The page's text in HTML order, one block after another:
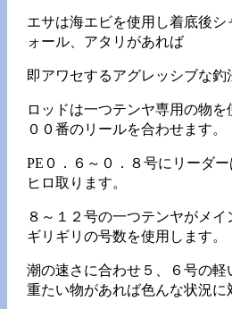
エサは海エビを使用し着底後シ
ォール、アタリがあれば
即アワセするアグレッシブな釣
ロッドは一つテンヤ専用の物を
００番のリールを合わせます。
PE０．６～０．８号にリーダ
ヒロ取ります。
８～１２号の一つテンヤがメ
ギリギリの号数を使用します。
潮の速さに合わせ５、６号の
重たい物があれば色んな状況に